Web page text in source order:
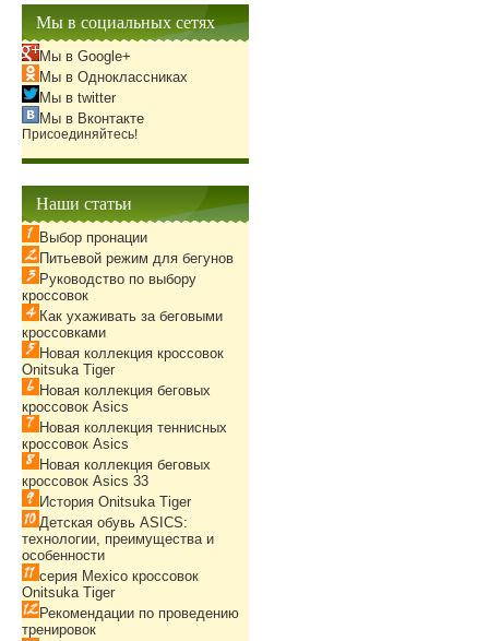
Мы в социальных сетях
Мы в Google+
Мы в Одноклассниках
Мы в twitter
Мы в Вконтакте
Присоединяйтесь!
Наши статьи
Выбор пронации
Питьевой режим для бегунов
Руководство по выбору
кроссовок
Как ухаживать за беговыми
кроссовками
Новая коллекция кроссовок
Onitsuka Tiger
Новая коллекция беговых
кроссовок Asics
Новая коллекция теннисных
кроссовок Asics
Новая коллекция беговых
кроссовок Asics 33
История Onitsuka Tiger
Детская обувь ASICS:
технологии, преимущества и
особенности
серия Mexico кроссовок
Onitsuka Tiger
Рекомендации по проведению
тренировок